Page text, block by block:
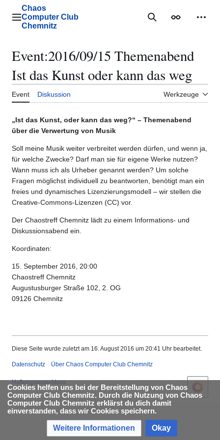
Inhalt
springenHauptmenü
Chaos
Computer Club
Chemnitz
Suche
Event:2016/09/15 Themenabend
Ist das Kunst oder kann das weg
Event Diskussion Werkzeuge
„Ist das Kunst, oder kann das weg?“ – Themenabend
über die Verwertung von Musik
Soll meine Musik weiter verbreitet werden dürfen, und wenn ja,
für welche Zwecke? Darf man sie für eigene Werke nutzen?
Wann muss ich als Urheber genannt werden? Um solche
Fragen möglichst individuell zu beantworten, benötigt man ein
freies und dynamisches Lizenzierungsmodell – wir stellen die
Creative-Commons-Lizenzen (CC) vor.
Der Chaostreff Chemnitz lädt zu einem Informations- und
Diskussionsabend ein.
Koordinaten:
15. September 2016, 20:00
Chaostreff Chemnitz
Augustusburger Straße 102, 2. OG
09126 Chemnitz
Cookies helfen uns bei der Bereitstellung von Chaos
Computer Club Chemnitz. Durch die Nutzung von Chaos
Computer Club Chemnitz erklärst du dich damit
einverstanden, dass wir Cookies speichern.
Weitere Informationen Okay
Diese Seite wurde zuletzt am 16. August 2016 um 20:41 Uhr bearbeitet.
Datenschutz Über Chaos Computer Club Chemnitz
Haftungsausschluss